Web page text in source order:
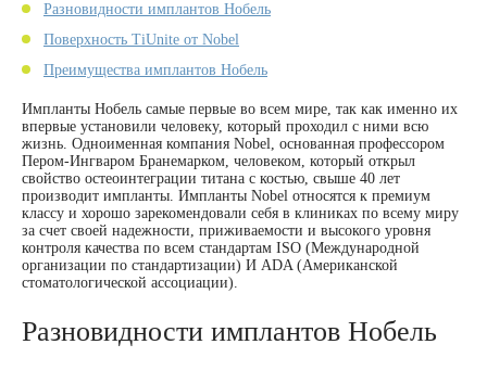
Разновидности имплантов Нобель
Поверхность TiUnite от Nobel
Преимущества имплантов Нобель
Импланты Нобель самые первые во всем мире, так как именно их
впервые установили человеку, который проходил с ними всю
жизнь. Одноименная компания Nobel, основанная профессором
Пером-Ингваром Бранемарком, человеком, который открыл
свойство остеоинтеграции титана с костью, свыше 40 лет
производит импланты. Импланты Nobel относятся к премиум
классу и хорошо зарекомендовали себя в клиниках по всему миру
за счет своей надежности, приживаемости и высокого уровня
контроля качества по всем стандартам ISO (Международной
организации по стандартизации) И ADA (Американской
стоматологической ассоциации).
Разновидности имплантов Нобель